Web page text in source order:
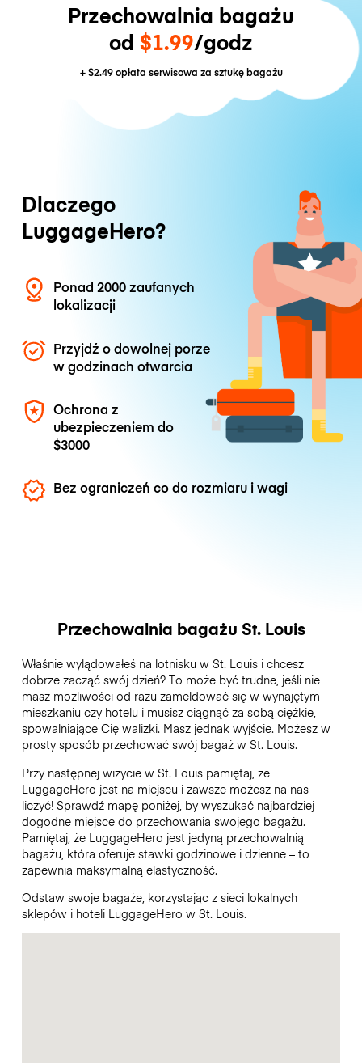
Przechowalnia bagażu
od $1.99/godz
+$2.49opłata serwisowa za sztukę bagażu
Dlaczego
LuggageHero?
Ponad 2000 zaufanych
lokalizacji
Przyjdź o dowolnej porze
w godzinach otwarcia
Ochrona z
ubezpieczeniem do
$3000
Bez ograniczeń co do rozmiaru i wagi
Przechowalnia bagażu St. Louis
Właśnie wylądowałeś na lotnisku w St. Louis i chcesz
dobrze zacząć swój dzień? To może być trudne, jeśli nie
masz możliwości od razu zameldować się w wynajętym
mieszkaniu czy hotelu i musisz ciągnąć za sobą ciężkie,
spowalniające Cię walizki. Masz jednak wyjście. Możesz w
prosty sposób przechować swój bagaż w St. Louis.
Przy następnej wizycie w St. Louis pamiętaj, że
LuggageHero jest na miejscu i zawsze możesz na nas
liczyć! Sprawdź mapę poniżej, by wyszukać najbardziej
dogodne miejsce do przechowania swojego bagażu.
Pamiętaj, że LuggageHero jest jedyną przechowalnią
bagażu, która oferuje stawki godzinowe i dzienne – to
zapewnia maksymalną elastyczność.
Odstaw swoje bagaże, korzystając z sieci lokalnych
sklepów i hoteli LuggageHero w St. Louis.